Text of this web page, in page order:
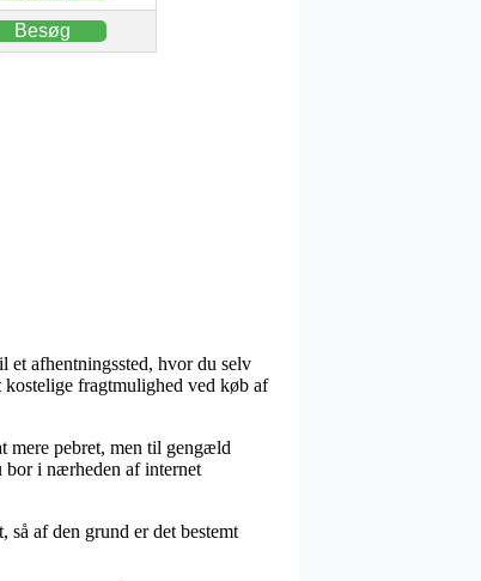
Besøg
afhentningssted, hvor du selv
kostelige fragtmulighed ved køb af
mere pebret, men til gengæld
bor i nærheden af internet
af den grund er det bestemt